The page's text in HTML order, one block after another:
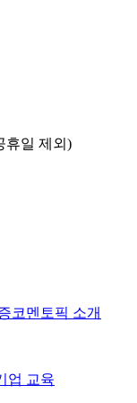
휴일 제외)
코멘토픽 소개
업 교육